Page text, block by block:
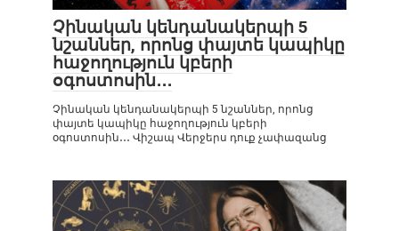
Չինական կենդանակերպի 5
նշաններ, որոնց փայտե կապիկը
հաջողություն կբերի
օգոստոսին․․․
Չինական կենդանակերպի 5 նշաններ, որոնց
փայտե կապիկը հաջողություն կբերի
օգոստոսին․․․ Վիշապ Վերջերս դուք չափազանց